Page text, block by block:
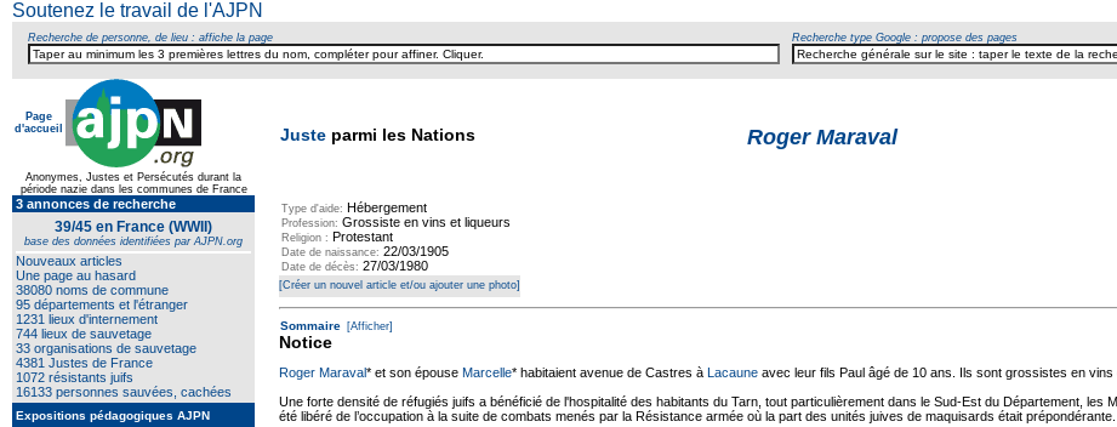
Soutenez le travail de l'AJPN
Recherche de personne, de lieu : affiche la page Recherche type Google : propose des pages
Page
d'accueil
Anonymes, Justes et Persécutés durant la
période nazie dans les communes de France
3 annonces de recherche
39/45 en France (WWII)
base des données identifiées par AJPN.org
Nouveaux articles
Une page au hasard
38080 noms de commune
95 départements et l'étranger
1231 lieux d'internement
744 lieux de sauvetage
33 organisations de sauvetage
4381 Justes de France
1072 résistants juifs
16133 personnes sauvées, cachées
Expositions pédagogiques AJPN
Juste parmi les Nations Roger Maraval
Type d'aide: Hébergement
Profession: Grossiste en vins et liqueurs
Religion : Protestant
Date de naissance: 22/03/1905
Date de décès: 27/03/1980
[Créer un nouvel article et/ou ajouter une photo]
Sommaire [Afficher]
Notice
Roger Maraval* et son épouse Marcelle* habitaient avenue de Castres à Lacaune avec leur fils Paul âgé de 10 ans. Ils sont grossistes en vins
Une forte densité de réfugiés juifs a bénéficié de l'hospitalité des habitants du Tarn, tout particulièrement dans le Sud-Est du Département, les
été libéré de l’occupation à la suite de combats menés par la Résistance armée où la part des unités juives de maquisards était prépondérante.